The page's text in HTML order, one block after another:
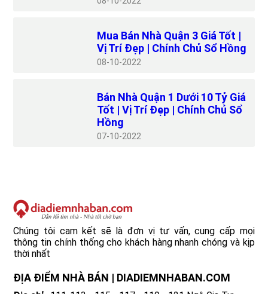
Mua Bán Nhà Quận 3 Giá Tốt |
Vị Trí Đẹp | Chính Chủ Sổ Hồng
08 10-2022
Bán Nhà Quận 1 Dưới 10 Tỷ Giá
Tốt | Vị Trí Đẹp | Chính Chủ Sổ
Hồng
07 10-2022
Chúng tôi cam kết sẽ là đơn vị tư vấn, cung cấp mọi
thông tin chính thống cho khách hàng nhanh chóng và kịp
thời nhất
ĐỊA ĐIỂM NHÀ BÁN | DIADIEMNHABAN.COM